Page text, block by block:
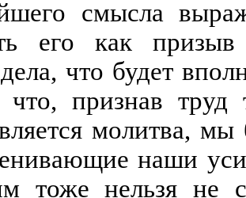
смысла
его как
что будет
что, признав
молитва,
наши
тоже нельзя не